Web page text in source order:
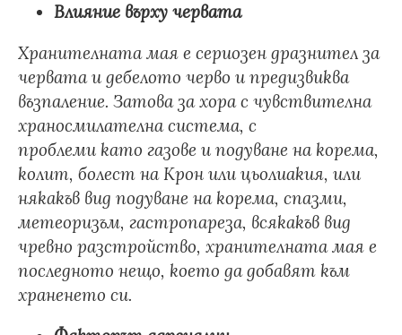
Влияние върху червата
Хранителната мая е сериозен дразнител за
червата и дебелото черво и предизвиква
възпаление. Затова за хора с чувствителна
храносмилателна система, с
проблеми като газове и подуване на корема,
колит, болест на Крон или цьолиакия, или
някакъв вид подуване на корема, спазми,
метеоризъм, гастропареза, всякакъв вид
чревно разстройство, хранителната мая е
последното нещо, което да добавят към
храненето си.